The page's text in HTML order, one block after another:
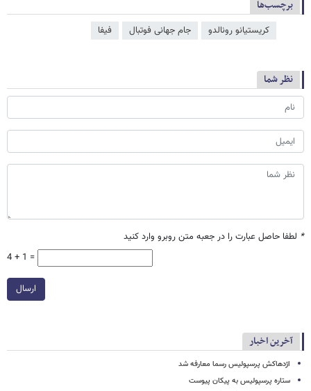
برچسب‌ها
کریستیانو رونالدو جام جهانی فوتبال فیفا
نظر شما
* لطفا حاصل عبارت را در جعبه متن روبرو وارد کنید
4 + 1 =
ارسال
آخرین اخبار
اژدهاکش پرسپولیس رسما معارفه شد
ستاره پرسپولیس به پیکان پیوست